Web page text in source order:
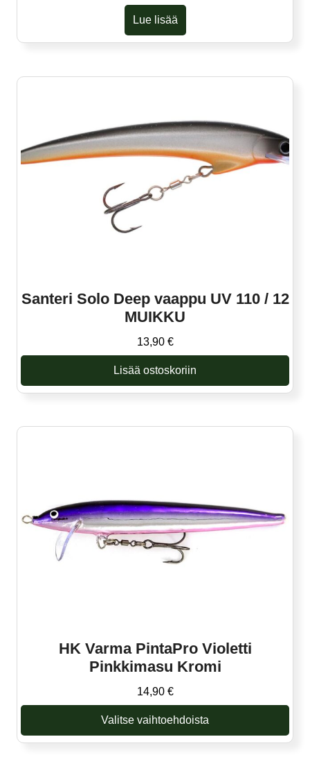
Lue lisää
Santeri Solo Deep vaappu UV 110 / 12
MUIKKU
13,90 €
Lisää ostoskoriin
HK Varma PintaPro Violetti
Pinkkimasu Kromi
14,90 €
Valitse vaihtoehdoista
Tällä